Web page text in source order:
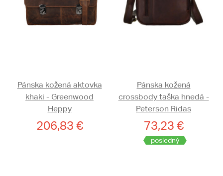
Pánska kožená aktovka
khaki - Greenwood
Heppy
206,83 €
Pánska kožená
crossbody taška hnedá -
Peterson Ridas
73,23 €
posledný